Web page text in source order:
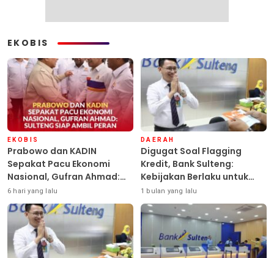
EKOBIS
EKOBIS
Prabowo dan KADIN
Sepakat Pacu Ekonomi
Nasional, Gufran Ahmad:
Sulteng Siap Ambil Peran
6 hari yang lalu
DAERAH
Digugat Soal Flagging
Kredit, Bank Sulteng:
Kebijakan Berlaku untuk
Seluruh Debitur ASN
1 bulan yang lalu